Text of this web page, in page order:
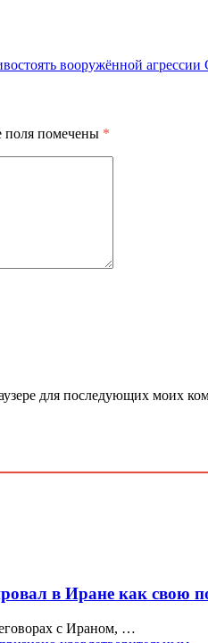
вооружённой
поля помечены *
для последующих моих
в Иране как свою
с Ираном, …